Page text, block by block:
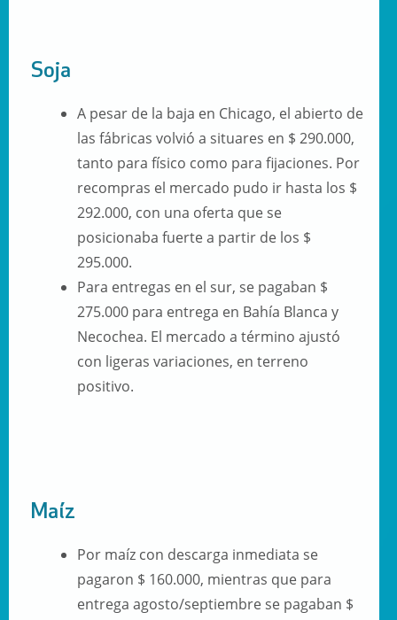
Soja
A pesar de la baja en Chicago, el abierto de
las fábricas volvió a situares en $ 290.000,
tanto para físico como para fijaciones. Por
recompras el mercado pudo ir hasta los $
292.000, con una oferta que se
posicionaba fuerte a partir de los $
295.000.
Para entregas en el sur, se pagaban $
275.000 para entrega en Bahía Blanca y
Necochea. El mercado a término ajustó
con ligeras variaciones, en terreno
positivo.
Maíz
Por maíz con descarga inmediata se
pagaron $ 160.000, mientras que para
entrega agosto/septiembre se pagaban $